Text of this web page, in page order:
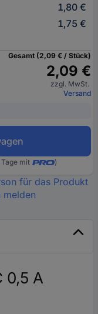
1,80 €
1,75 €
Gesamt (2,09 € / Stück)
2,09 €
zzgl. MwSt.
Versand
mit )
für das Produkt
melden
0,5 A